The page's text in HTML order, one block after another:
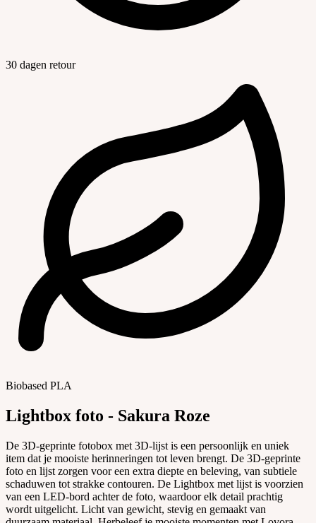
30 dagen retour
Biobased PLA
Lightbox foto - Sakura Roze
De 3D-geprinte fotobox met 3D-lijst is een persoonlijk en uniek
item dat je mooiste herinneringen tot leven brengt. De 3D-geprinte
foto en lijst zorgen voor een extra diepte en beleving, van subtiele
schaduwen tot strakke contouren. De Lightbox met lijst is voorzien
van een LED-bord achter de foto, waardoor elk detail prachtig
wordt uitgelicht. Licht van gewicht, stevig en gemaakt van